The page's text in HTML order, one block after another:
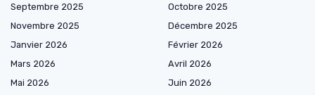
Septembre 2025
Octobre 2025
Novembre 2025
Décembre 2025
Janvier 2026
Février 2026
Mars 2026
Avril 2026
Mai 2026
Juin 2026